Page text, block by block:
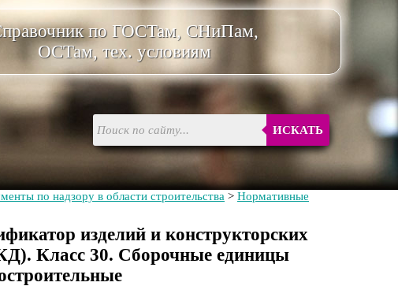
по ГОСТам, СНиПам,
ОСТам, тех. условиям
ИСКАТЬ
по надзору в области строительства > Нормативные
изделий и конструкторских
Класс 30. Сборочные единицы